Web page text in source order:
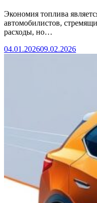
Экономия топлива
автомобилистов,
расходы, но…
04.01.202609.02.2026